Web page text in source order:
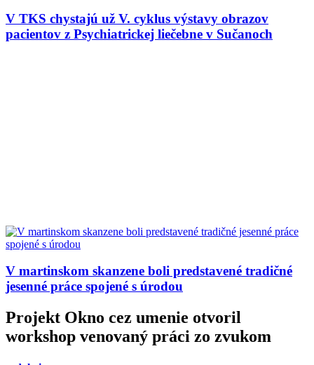
V TKS chystajú už V. cyklus výstavy obrazov
pacientov z Psychiatrickej liečebne v Sučanoch
V martinskom skanzene boli predstavené tradičné
jesenné práce spojené s úrodou
Projekt Okno cez umenie otvoril
workshop venovaný práci zo zvukom